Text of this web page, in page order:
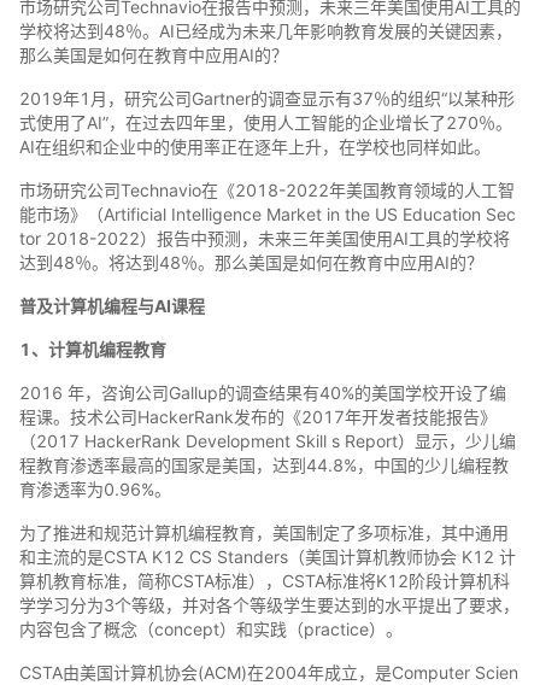
市场研究公司Technavio在报告中预测，未来三年美国使用AI工具的
学校将达到48％。AI已经成为未来几年影响教育发展的关键因素，
那么美国是如何在教育中应用AI的？
2019年1月，研究公司Gartner的调查显示有37％的组织“以某种形
式使用了AI”，在过去四年里，使用人工智能的企业增长了270％。
AI在组织和企业中的使用率正在逐年上升，在学校也同样如此。
市场研究公司Technavio在《2018-2022年美国教育领域的人工智
能市场》（Artificial Intelligence Market in the US Education Sec
tor 2018-2022）报告中预测，未来三年美国使用AI工具的学校将
达到48％。将达到48％。那么美国是如何在教育中应用AI的？
普及计算机编程与AI课程
1、计算机编程教育
2016 年，咨询公司Gallup的调查结果有40%的美国学校开设了编
程课。技术公司HackerRank发布的《2017年开发者技能报告》
（2017 HackerRank Development Skill s Report）显示，少儿编
程教育渗透率最高的国家是美国，达到44.8%，中国的少儿编程教
育渗透率为0.96%。
为了推进和规范计算机编程教育，美国制定了多项标准，其中通用
和主流的是CSTA K12 CS Standers（美国计算机教师协会 K12 计
算机教育标准，简称CSTA标准），CSTA标准将K12阶段计算机科
学学习分为3个等级，并对各个等级学生要达到的水平提出了要求，
内容包含了概念（concept）和实践（practice）。
CSTA由美国计算机协会(ACM)在2004年成立，是Computer Scien